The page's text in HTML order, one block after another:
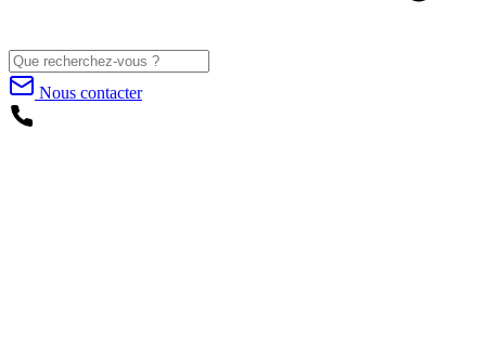
Nous contacter